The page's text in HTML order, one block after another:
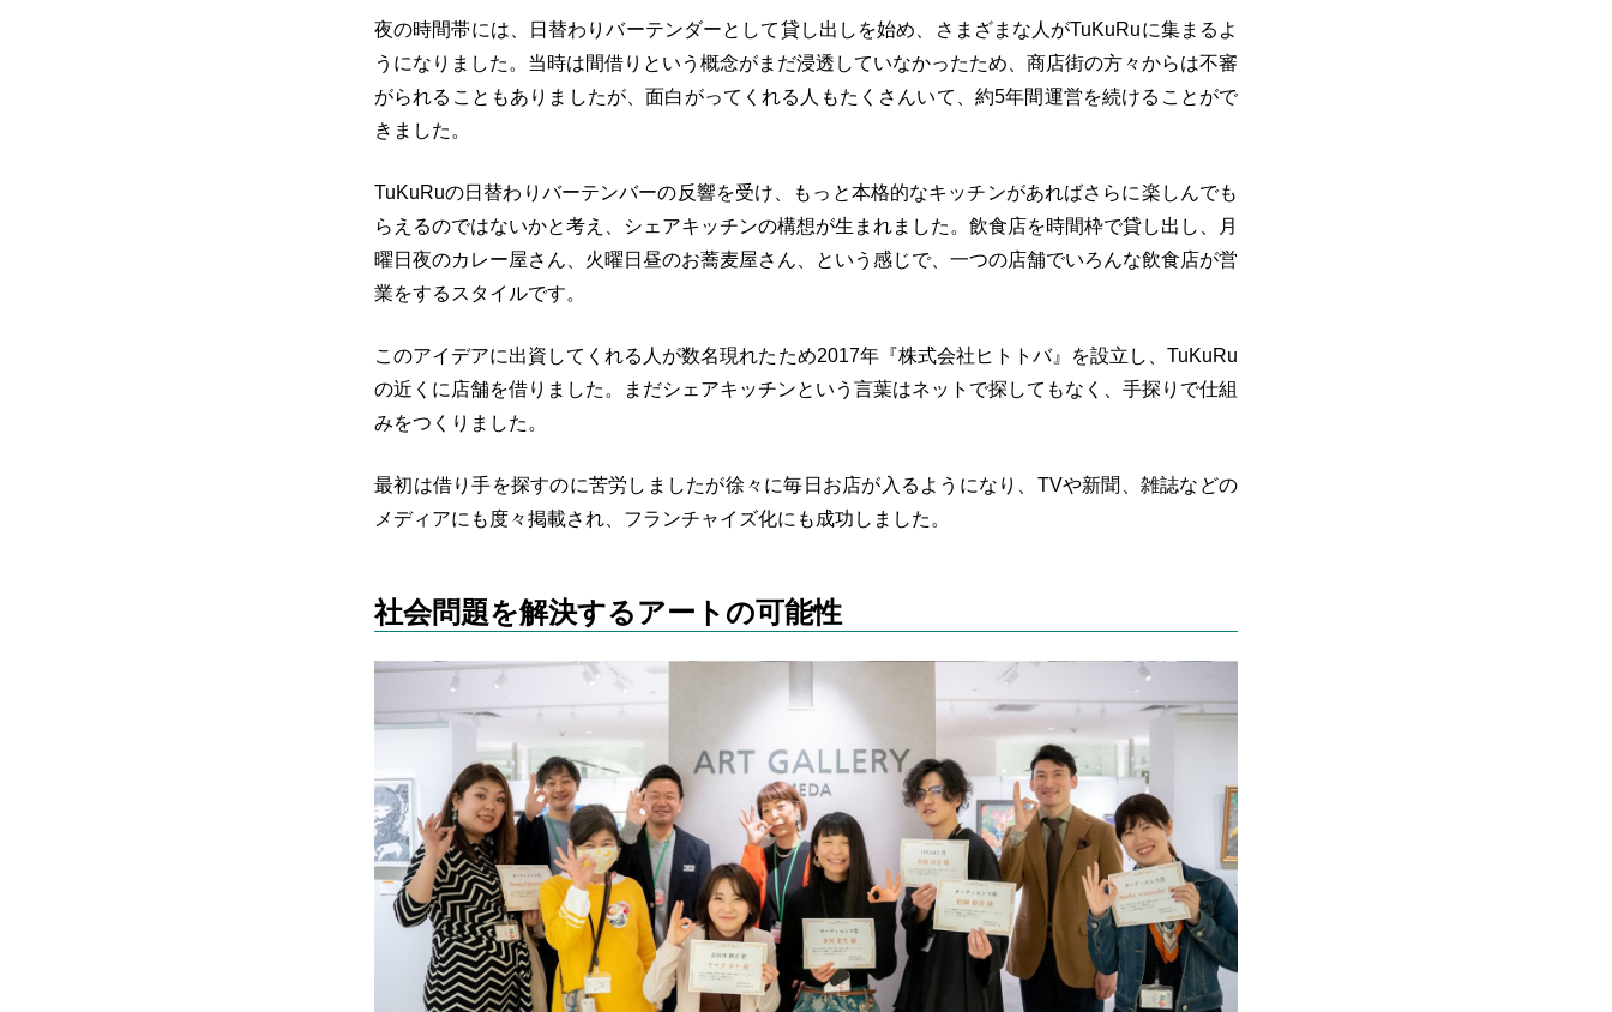
夜の時間帯には、日替わりバーテンダーとして貸し出しを始め、さまざまな人がTuKuRuに集まるよ
うになりました。当時は間借りという概念がまだ浸透していなかったため、商店街の方々からは不審
がられることもありましたが、面白がってくれる人もたくさんいて、約5年間運営を続けることがで
きました。
TuKuRuの日替わりバーテンバーの反響を受け、もっと本格的なキッチンがあればさらに楽しんでも
らえるのではないかと考え、シェアキッチンの構想が生まれました。飲食店を時間枠で貸し出し、月
曜日夜のカレー屋さん、火曜日昼のお蕎麦屋さん、という感じで、一つの店舗でいろんな飲食店が営
業をするスタイルです。
このアイデアに出資してくれる人が数名現れたため2017年『株式会社ヒトトバ』を設立し、TuKuRu
の近くに店舗を借りました。まだシェアキッチンという言葉はネットで探してもなく、手探りで仕組
みをつくりました。
最初は借り手を探すのに苦労しましたが徐々に毎日お店が入るようになり、TVや新聞、雑誌などの
メディアにも度々掲載され、フランチャイズ化にも成功しました。
社会問題を解決するアートの可能性